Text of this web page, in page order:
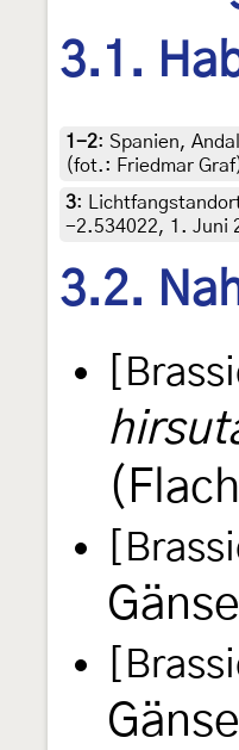
3.1.
1-2: Spanien,
(fot.: Friedmar
3:
-2.534022, 1. Juni
3.2.